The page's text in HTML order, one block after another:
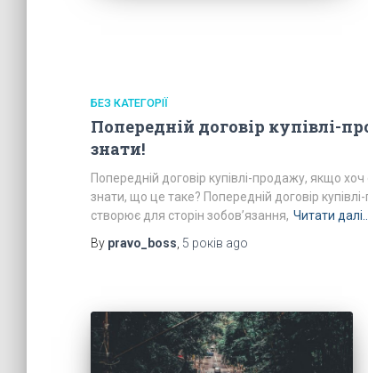
БЕЗ КАТЕГОРІЇ
Попередній договір купівлі-
знати!
Попередній договір купівлі-продажу, якщо
знати, що це таке? Попередній договір
створює для сторін зобов’язання, Читати далі…
By pravo_boss 5 років ago